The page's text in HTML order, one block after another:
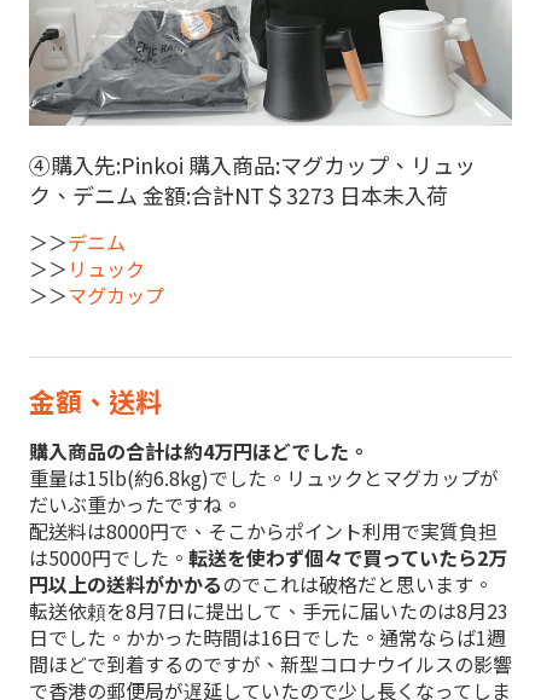
④購入先:Pinkoi 購入商品:マグカップ、リュッ
ク、デニム 金額:合計NT＄3273 日本未入荷
＞＞デニム
＞＞ リュック
＞＞マグカップ
金額、送料
購入商品の合計は約4万円ほどでした。
重量は15lb(約6.8kg)でした。リュックとマグカップが
だいぶ重かったですね。
配送料は8000円で、そこからポイント利用で実質負担
は5000円でした。 転送を使わず個々で買っていたら2万
円以上の送料がかかるのでこれは破格だと思います。
転送依頼を8月7日に提出して、手元に届いたのは8月23
日でした。かかった時間は16日でした。通常ならば1週
間ほどで到着するのですが、新型コロナウイルスの影響
で香港の郵便局が遅延していたので少し長くなってしま